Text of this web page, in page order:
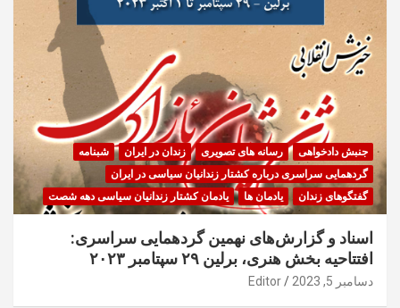
جنبش دادخواهی رسانه های تصویری زندان در ایران
شبنامه
گردهمایی سراسری درباره کشتار زندانیان سیاسی در ایران
گفتگوهای زندان
یادمان ها یادمان کشتار زندانیان سیاسی دهه شصت
اسناد و گزارش‌های نهمین گردهمایی سراسری:
افتتاحیه بخش هنری، برلین ۲۹ سپتامبر ۲۰۲۳
دسامبر 5, 2023 Editor